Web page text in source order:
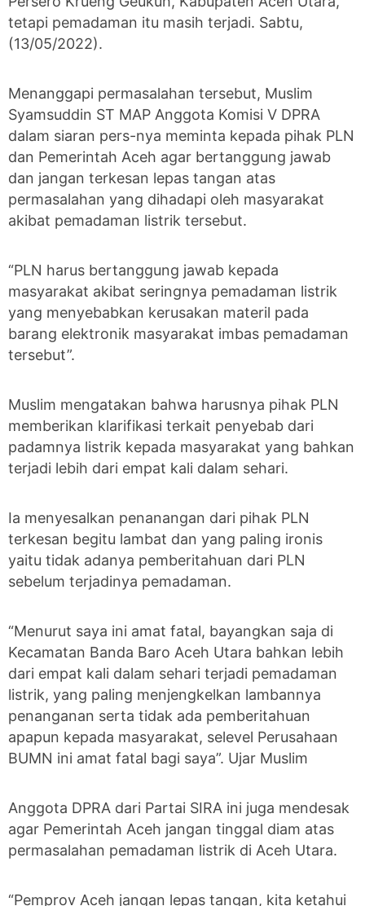
tetapi pemadaman itu masih terjadi. Sabtu,
(13/05/2022).
Menanggapi permasalahan tersebut, Muslim
Syamsuddin ST MAP Anggota Komisi V DPRA
dalam siaran pers-nya meminta kepada pihak PLN
dan Pemerintah Aceh agar bertanggung jawab
dan jangan terkesan lepas tangan atas
permasalahan yang dihadapi oleh masyarakat
akibat pemadaman listrik tersebut.
“PLN harus bertanggung jawab kepada
masyarakat akibat seringnya pemadaman listrik
yang menyebabkan kerusakan materil pada
barang elektronik masyarakat imbas pemadaman
tersebut”.
Muslim mengatakan bahwa harusnya pihak PLN
memberikan klarifikasi terkait penyebab dari
padamnya listrik kepada masyarakat yang bahkan
terjadi lebih dari empat kali dalam sehari.
Ia menyesalkan penanangan dari pihak PLN
terkesan begitu lambat dan yang paling ironis
yaitu tidak adanya pemberitahuan dari PLN
sebelum terjadinya pemadaman.
“Menurut saya ini amat fatal, bayangkan saja di
Kecamatan Banda Baro Aceh Utara bahkan lebih
dari empat kali dalam sehari terjadi pemadaman
listrik, yang paling menjengkelkan lambannya
penanganan serta tidak ada pemberitahuan
apapun kepada masyarakat, selevel Perusahaan
BUMN ini amat fatal bagi saya”. Ujar Muslim
Anggota DPRA dari Partai SIRA ini juga mendesak
agar Pemerintah Aceh jangan tinggal diam atas
permasalahan pemadaman listrik di Aceh Utara.
“Pemprov Aceh jangan lepas tangan, kita ketahui